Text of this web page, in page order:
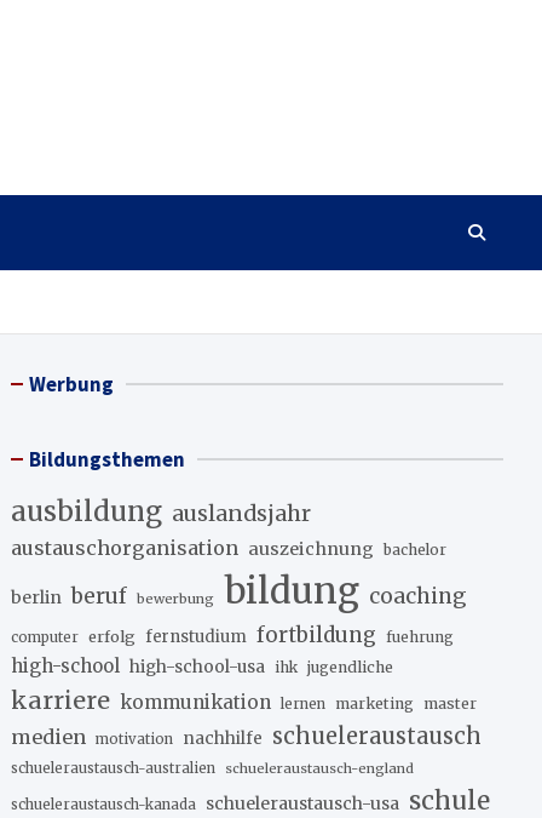
Werbung
Bildungsthemen
ausbildung auslandsjahr
austauschorganisation auszeichnung bachelor
berlin beruf bewerbung bildung coaching
computer erfolg fernstudium fortbildung fuehrung
high-school high-school-usa ihk jugendliche
karriere kommunikation lernen marketing master
medien motivation nachhilfe schueleraustausch
schueleraustausch-australien schueleraustausch-england
schueleraustausch-kanada schueleraustausch-usa schule